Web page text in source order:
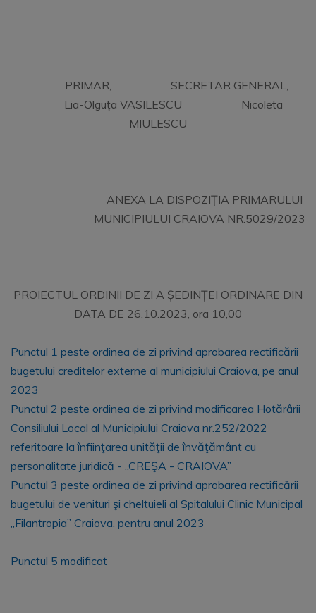
PRIMAR, SECRETAR GENERAL,
Lia-Olguța VASILESCU Nicoleta
MIULESCU
ANEXA LA DISPOZIȚIA PRIMARULUI
MUNICIPIULUI CRAIOVA NR.5029/2023
PROIECTUL ORDINII DE ZI A ȘEDINȚEI ORDINARE DIN
DATA DE 26.10.2023, ora 10,00
Punctul 1 peste ordinea de zi privind aprobarea rectificării
bugetului creditelor externe al municipiului Craiova, pe anul
2023
Punctul 2 peste ordinea de zi privind modificarea Hotărârii
Consiliului Local al Municipiului Craiova nr.252/2022
referitoare la înfiinţarea unităţii de învăţământ cu
personalitate juridică - „CREŞA - CRAIOVA”
Punctul 3 peste ordinea de zi privind aprobarea rectificării
bugetului de venituri şi cheltuieli al Spitalului Clinic Municipal
„Filantropia” Craiova, pentru anul 2023
Punctul 5 modificat